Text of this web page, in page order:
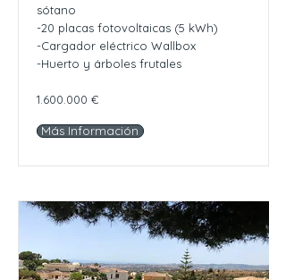
sótano
-20 placas fotovoltaicas (5 kWh)
-Cargador eléctrico Wallbox
-Huerto y árboles frutales
1.600.000 €
Más Información